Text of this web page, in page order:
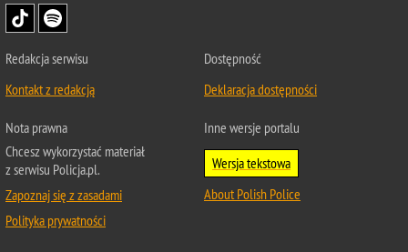
Redakcja serwisu
Kontakt z redakcją
Dostępność
Deklaracja dostępności
Nota prawna
Chcesz wykorzystać materiał
z serwisu Policja.pl.
Zapoznaj się z zasadami
Polityka prywatności
Inne wersje portalu
Wersja tekstowa
About Polish Police